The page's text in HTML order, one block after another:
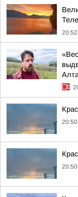
20:52
20:50
20:50